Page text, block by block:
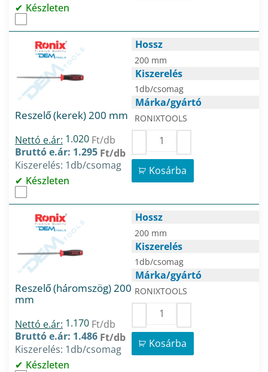
Készleten
Reszelő (kerek) 200 mm
Nettó e.ár: 1.020 Ft/db
Bruttó e.ár: 1.295 Ft/db
Kiszerelés: 1db/csomag
Készleten
Hossz
200 mm
Kiszerelés
1db/csomag
Márka/gyártó
RONIXTOOLS
Kosárba
Reszelő (háromszög) 200
mm
Nettó e.ár: 1.170 Ft/db
Bruttó e.ár: 1.486 Ft/db
Kiszerelés: 1db/csomag
Készleten
Hossz
200 mm
Kiszerelés
1db/csomag
Márka/gyártó
RONIXTOOLS
Kosárba